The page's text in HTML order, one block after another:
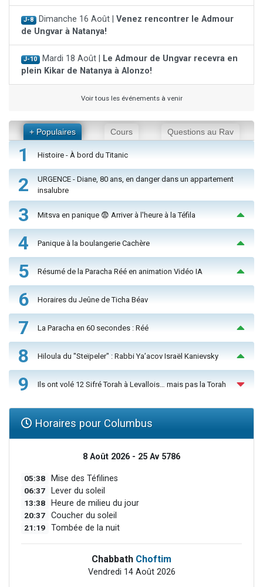
J-8 Dimanche 16 Août | Venez rencontrer le Admour
de Ungvar à Natanya!
J-10 Mardi 18 Août |
Le Admour de Ungvar recevra en
plein Kikar de Natanya à Alonzo!
Voir tous les événements à venir
+ Populaires Cours Questions au Rav
1 Histoire - À bord du Titanic
2
URGENCE - Diane, 80 ans, en danger dans un appartement
insalubre
3 Mitsva en panique 😨 Arriver à l'heure à la Téfila
4 Panique à la boulangerie Cachère
5 Résumé de la Paracha Réé en animation Vidéo IA
6 Horaires du Jeûne de Ticha Béav
7 La Paracha en 60 secondes : Réé
8 Hiloula du "Steïpeler" : Rabbi Ya’acov Israël Kanievsky
9 Ils ont volé 12 Sifré Torah à Levallois… mais pas la Torah
Horaires pour Columbus
8 Août 2026 - 25 Av 5786
05:38 Mise des Téfilines
06:37 Lever du soleil
13:38 Heure de milieu du jour
20:37 Coucher du soleil
21:19 Tombée de la nuit
Chabbath Choftim
Vendredi 14 Août 2026